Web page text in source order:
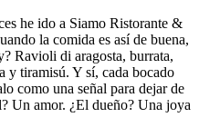
he ido a Siamo Ristorante &
la comida es así de buena,
Ravioli di aragosta, burrata,
y tiramisú. Y sí, cada bocado
como una señal para dejar de
Un amor. ¿El dueño? Una joya